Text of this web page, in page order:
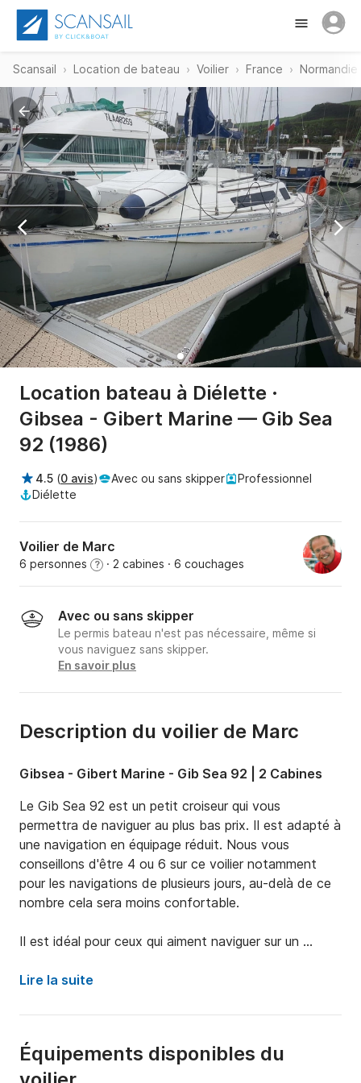
Scansail Location de bateau Voilier France Normandie
Location bateau à Diélette ·
Gibsea - Gibert Marine — Gib Sea
92 (1986)
4.5 (0 avis) Avec ou sans skipper
Professionnel
Diélette
Voilier de Marc
6 personnes ? · 2 cabines · 6 couchages
Avec ou sans skipper
Le permis bateau n'est pas nécessaire, même si
vous naviguez sans skipper.
En savoir plus
Description du voilier de Marc
Gibsea - Gibert Marine - Gib Sea 92 | 2 Cabines
Le Gib Sea 92 est un petit croiseur qui vous
permettra de naviguer au plus bas prix. Il est adapté à
une navigation en équipage réduit. Nous vous
conseillons d'être 4 ou 6 sur ce voilier notamment
pour les navigations de plusieurs jours, au-delà de ce
nombre cela sera moins confortable.
Il est idéal pour ceux qui aiment naviguer sur un
l'année. C'est un voilier de 1986 cependant nous
par nos propres soins. Ses 9,20m vous feront
découvrir ou redécouvrir les îles anglo-normandes et
les côtes normandes !
Lire la suite
Équipements disponibles du